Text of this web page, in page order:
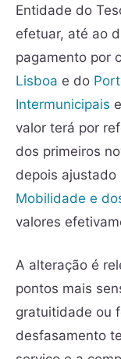
Entidade do
efetuar, até ao
pagamento por
Lisboa e do
Intermunicipais
valor terá por
dos primeiros
depois ajustado
Mobilidade e
valores
A alteração é
pontos mais
gratuitidade ou
desfasamento